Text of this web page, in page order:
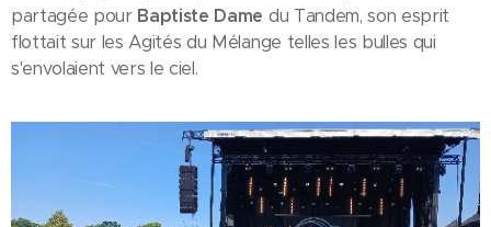
partagée pourBaptiste Dame du Tandem, son esprit
flottait sur les Agités du Mélange telles les bulles qui
s'envolaient vers le ciel.